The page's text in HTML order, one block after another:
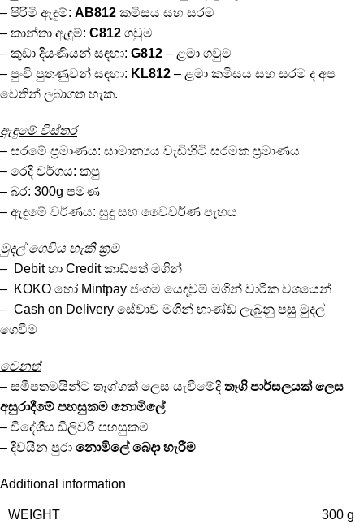
– පිරිමි ඇඳුම්: AB812 කමිසය සහ සරම
– කාන්තා ඇඳුම්: C812 ගවුම
– කුඩා දියණියන් සඳහා: G812 – ළමා ගවුම
– පුංචි පුතණුවන් සඳහා: KL812 – ළමා කමිසය සහ සරම ද අප
වෙතින් ලබාගත හැක.
ඇඳුමේ විස්තර
– සරමේ ප්‍රමාණය: සාමාන්‍යය වැඩිහිටි සරමක ප්‍රමාණය
– රෙදි වර්ගය: කපු
– බර: 300g පමණ
– ඇඳුමේ වර්ණය: සුදු සහ වෛවර්ණ පැහය
මුදල් ගෙවිය හැකි ක්‍රම
– Debit හා Credit කාඩ්පත් මගින්
– KOKO හෝ Mintpay ජංගම යෙදවුම් මගින් වාරික වශයෙන්
– Cash on Delivery සේවාව මගින් භාණ්ඩ ලැබුනු පසු මුදල්
ගෙවීම
වෙනත්
– සමීපතමයින්ට තෑග්ගක් ලෙස යැවීමේදී තෑගි පාර්සලයක් ලෙස
අසුරාදීමේ පහසුකම නොමිලේ
– විදේශීය ඩිලිවරි පහසුකම්
– දිවයින පුරා නොමිලේ බෙදා හැරීම
Additional information
WEIGHT 300 g